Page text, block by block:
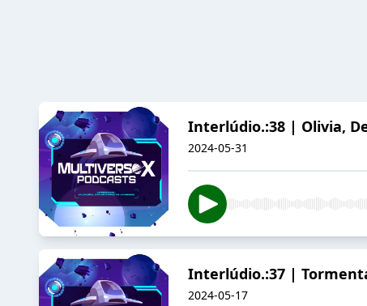
Interlúdio.:38 | Olivia,
2024-05-31
Interlúdio.:37 |
2024-05-17